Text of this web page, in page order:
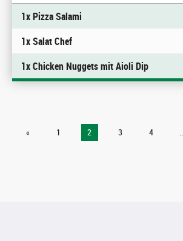
1x Pizza Salami
1x Salat Chef
1x Chicken Nuggets mit Aioli Dip
« 1 2 3 4